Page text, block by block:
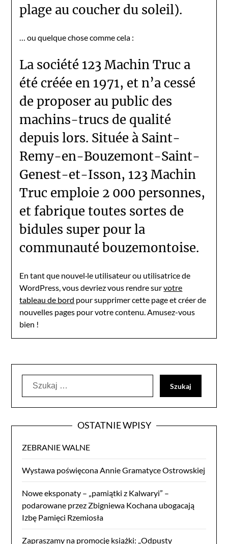
plage au coucher du soleil).
… ou quelque chose comme cela :
La société 123 Machin Truc a
été créée en 1971, et n’a cessé
de proposer au public des
machins-trucs de qualité
depuis lors. Située à Saint-
Remy-en-Bouzemont-Saint-
Genest-et-Isson, 123 Machin
Truc emploie 2 000 personnes,
et fabrique toutes sortes de
bidules super pour la
communauté bouzemontoise.
En tant que nouvel·le utilisateur ou utilisatrice de
WordPress, vous devriez vous rendre survotre
tableau de bord pour supprimer cette page et créer de
nouvelles pages pour votre contenu. Amusez-vous
bien !
Szukaj:
OSTATNIE WPISY
ZEBRANIE WALNE
Wystawa poświęcona Annie Gramatyce Ostrowskiej
Nowe eksponaty – „pamiątki z Kalwaryi” –
podarowane przez Zbigniewa Kochana ubogacają
Izbę Pamięci Rzemiosła
Zapraszamy na promocję książki: „Odpusty